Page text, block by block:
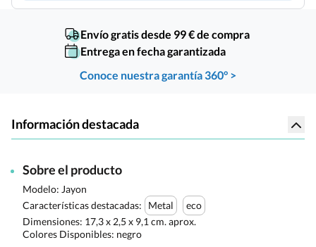
Envío gratis desde 99 € de compra
Entrega en fecha garantizada
Conoce nuestra garantía 360° >
Información destacada
Sobre el producto
Modelo: Jayon
Características destacadas:
Metal
eco
Dimensiones: 17,3 x 2,5 x 9,1 cm. aprox.
Colores Disponibles: negro